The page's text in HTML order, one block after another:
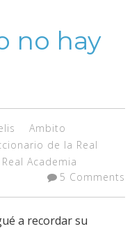
no hay
Ambito
de la Real
Real Academia
5 Comments
a recordar su